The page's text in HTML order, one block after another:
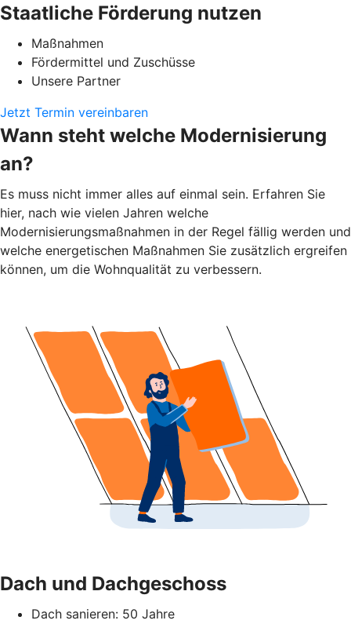
Staatliche Förderung nutzen
Maßnahmen
Fördermittel und Zuschüsse
Unsere Partner
Jetzt Termin vereinbaren
Wann steht welche Modernisierung
an?
Es muss nicht immer alles auf einmal sein. Erfahren Sie
hier, nach wie vielen Jahren welche
Modernisierungsmaßnahmen in der Regel fällig werden und
welche energetischen Maßnahmen Sie zusätzlich ergreifen
können, um die Wohnqualität zu verbessern.
Dach und Dachgeschoss
Dach sanieren: 50 Jahre